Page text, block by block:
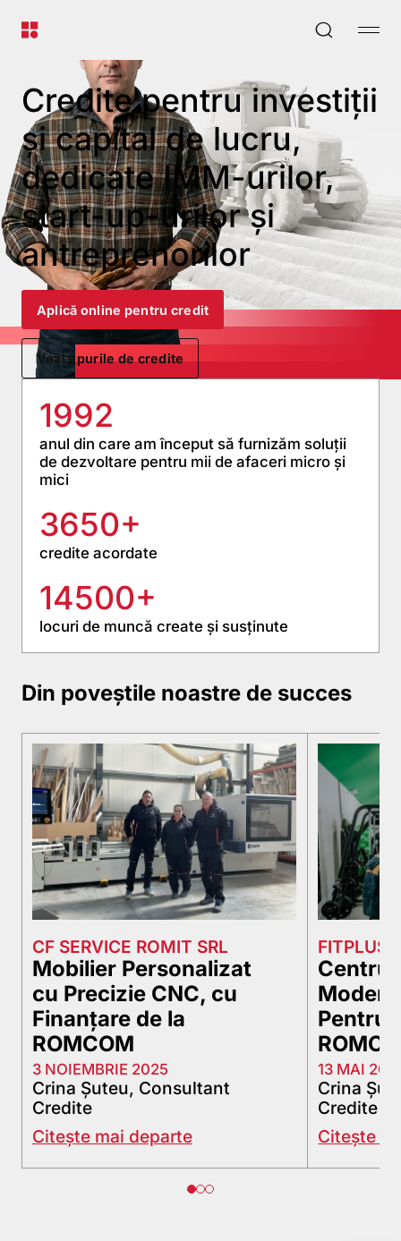
Credite pentru investiții
și capital de lucru,
dedicate IMM-urilor,
start-up-urilor și
antreprenorilor
Aplică online pentru credit
Vezi tipurile de credite
1992
anul din care am început să furnizăm soluții
de dezvoltare pentru mii de afaceri micro și
mici
3650+
credite acordate
14500+
locuri de muncă create și susținute
Din poveștile noastre de succes
CF SERVICE ROMIT SRL
Mobilier Personalizat
cu Precizie CNC, cu
Finanțare de la
ROMCOM
3 NOIEMBRIE 2025
Crina Șuteu, Consultant
Credite
Citește mai departe
Centru
Pentru
13 MAI
Crina
Credite
Citește